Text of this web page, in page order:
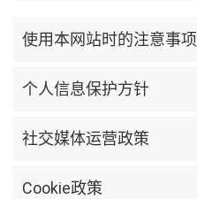
使用本网站时的注意事项
个人信息保护方针
社交媒体运营政策
Cookie政策